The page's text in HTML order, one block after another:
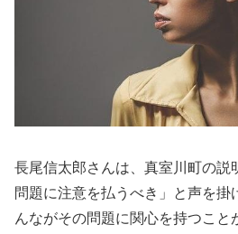
長尾信太郎さんは、真室川町の説
問題に注意を払うべき」と声を掛
んながその問題に関心を持つこと